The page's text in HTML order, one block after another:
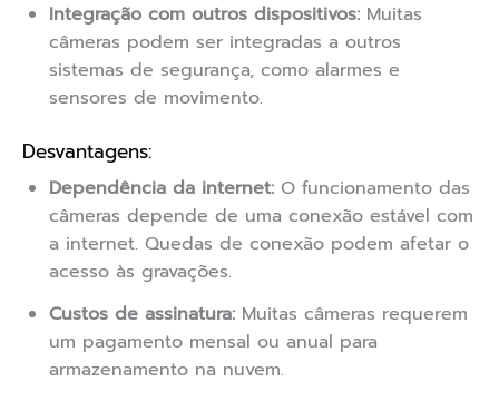
Integração com outros dispositivos: Muitas
câmeras podem ser integradas a outros
sistemas de segurança, como alarmes e
sensores de movimento.
Desvantagens:
Dependência da internet: O funcionamento das
câmeras depende de uma conexão estável com
a internet. Quedas de conexão podem afetar o
acesso às gravações.
Custos de assinatura: Muitas câmeras requerem
um pagamento mensal ou anual para
armazenamento na nuvem.